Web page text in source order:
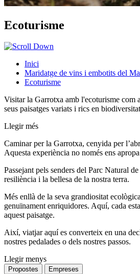
Ecoturisme
Inici
Maridatge de vins i embotits del
Ecoturisme
Visitar la Garrotxa amb l'ecoturisme com
seus paisatges variats i rics en
Llegir més
Caminar per la Garrotxa, cenyida per
Aquesta experiència no només ens
Passejant pels senders del Parc Natural
resiliència i la bellesa de la nostra terra.
Més enllà de la seva grandiositat
genuïnament enriquidores. Aquí, cada
aquest paisatge.
Així, viatjar aquí es converteix en una
nostres pedalades o dels nostres passos.
Llegir menys
Propostes Empreses